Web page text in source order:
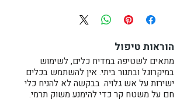
לחנוכת בית, מתנה לזוג טרי, מתנה
לעצמך.
זמן ייצור 2-3 שבועות. דברו איתי אם
דחוף.
הוראות טיפול
מתאים לשטיפה במדיח כלים, לשימוש
במיקרוגל ובתנור ביתי. אין להשתמש בכלים
ישירות על אש גלויה. בבקשה לא להניח כלי
חם על משטח קר כדי להימנע משוק תרמי.